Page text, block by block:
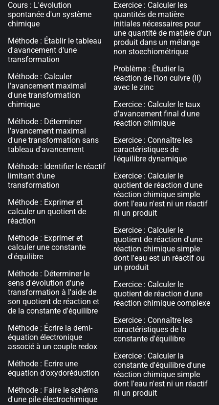
Cours : L'évolution
spontanée d'un système
chimique
Méthode : Établir le tableau
d'avancement d'une
transformation
Méthode : Calculer
l'avancement maximal
d'une transformation
chimique
Méthode : Déterminer
l'avancement maximal
d'une transformation sans
tableau d'avancement
Méthode : Identifier le réactif
limitant d'une
transformation
Méthode : Exprimer et
calculer un quotient de
réaction
Méthode : Exprimer et
calculer une constante
d'équilibre
Méthode : Déterminer le
sens d'évolution d'une
transformation à l'aide de
son quotient de réaction et
de la constante d'équilibre
Méthode : Écrire la demi-
équation électronique
associé à un couple redox
Méthode : Ecrire une
équation d'oxydoréduction
Méthode : Faire le schéma
d'une pile électrochimique
Exercice : Calculer les
quantités de matière
initiales nécessaires pour
une quantité de matière d'un
produit dans un mélange
non stoechiométrique
Problème : Étudier la
réaction de l'ion cuivre (II)
avec le zinc
Exercice : Calculer le taux
d'avancement final d'une
réaction chimique
Exercice : Connaître les
caractéristiques de
l'équilibre dynamique
Exercice : Calculer le
quotient de réaction d'une
réaction chimique simple
dont l'eau n'est ni un réactif
ni un produit
Exercice : Calculer le
quotient de réaction d'une
réaction chimique simple
dont l'eau est un réactif ou
un produit
Exercice : Calculer le
quotient de réaction d'une
réaction chimique complexe
Exercice : Connaître les
caractéristiques de la
constante d'équilibre
Exercice : Calculer la
constante d'équilibre d'une
réaction chimique simple
dont l'eau n'est ni un réactif
ni un produit